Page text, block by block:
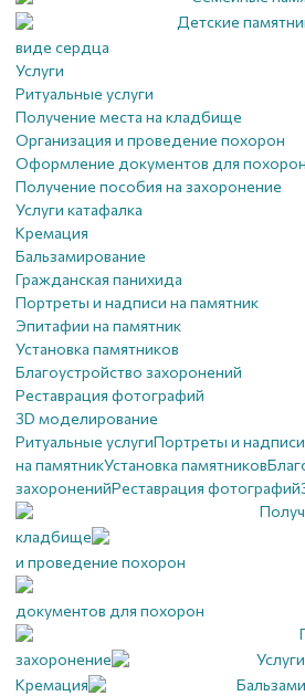
Детские
виде сердца
Услуги
Ритуальные услуги
Получение места на кладбище
Организация и проведение похорон
Оформление документов для похорон
Получение пособия на захоронение
Услуги катафалка
Кремация
Бальзамирование
Гражданская панихида
Портреты и надписи на памятник
Эпитафии на памятник
Установка памятников
Благоустройство захоронений
Реставрация фотографий
3D моделирование
Ритуальные услугиПортреты и
на памятникУстановка памятников
захороненийРеставрация фотографий
кладбище
и проведение похорон
документов для похорон
захоронение
Кремация